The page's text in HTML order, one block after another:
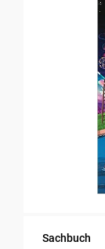
Sachbuch